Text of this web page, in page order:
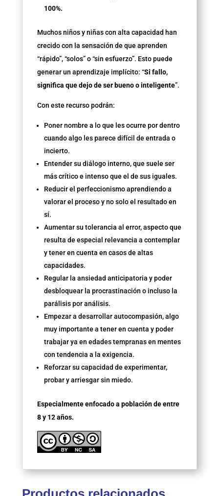
100%.
Muchos niños y niñas con alta capacidad han
crecido con la sensación de que aprenden
“rápido”, “solos” o “sin esfuerzo”. Esto puede
generar un aprendizaje implícito: “Si fallo,
significa que dejo de ser bueno o inteligente”.
Con este recurso podrán:
Poner nombre a lo que les ocurre por dentro
cuando algo les parece difícil de entrada o
incierto.
Entender su diálogo interno, que suele ser
más crítico e intenso que el de sus iguales.
Reducir el perfeccionismo aprendiendo a
valorar el proceso y no solo el resultado en
sí.
Aumentar su tolerancia al error, aspecto que
resulta de especial relevancia a contemplar
y tener en cuenta en casos de altas
capacidades.
Regular la ansiedad anticipatoria y poder
desbloquear la procrastinación o incluso la
parálisis por análisis.
Empezar a desarrollar autocompasión, algo
muy importante a tener en cuenta y poder
trabajar ya en edades tempranas en mentes
con tendencia a la exigencia.
Reforzar su capacidad de experimentar,
probar y arriesgar sin miedo.
Especialmente enfocado a población de entre
8 y 12 años.